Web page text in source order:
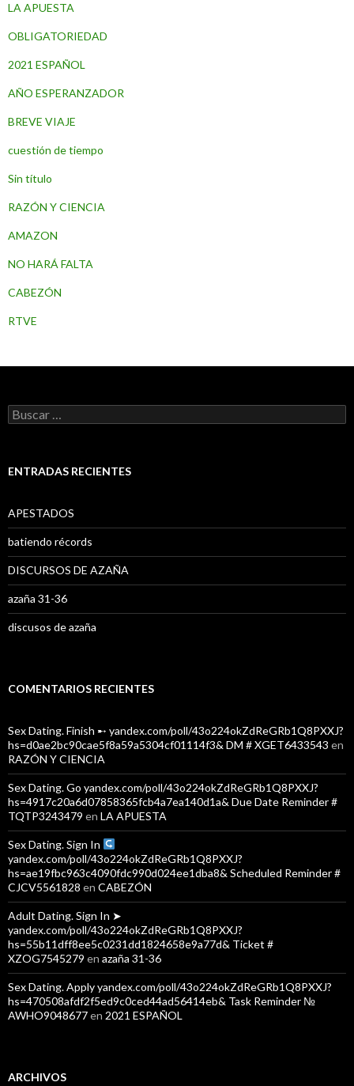
LA APUESTA
OBLIGATORIEDAD
2021 ESPAÑOL
AÑO ESPERANZADOR
BREVE VIAJE
cuestión de tiempo
Sin título
RAZÓN Y CIENCIA
AMAZON
NO HARÁ FALTA
CABEZÓN
RTVE
B
u
a
ENTRADAS RECIENTES
APESTADOS
batiendo récords
DISCURSOS DE AZAÑA
azaña 31-36
discusos de azaña
COMENTARIOS RECIENTES
Sex Dating. Finish ➸ yandex.com/poll/43o224okZdReGRb1Q8PXXJ?
hs=d0ae2bc90cae5f8a59a5304cf01114f3& DM # XGET6433543 en
RAZÓN Y CIENCIA
Sex Dating. Go yandex.com/poll/43o224okZdReGRb1Q8PXXJ?
hs=4917c20a6d07858365fcb4a7ea140d1a& Due Date Reminder #
TQTP3243479 en LA APUESTA
Sex Dating. Sign In
yandex.com/poll/43o224okZdReGRb1Q8PXXJ?
hs=ae19fbc963c4090fdc990d024ee1dba8& Scheduled Reminder #
CJCV5561828 en CABEZÓN
Adult Dating. Sign In ➤
yandex.com/poll/43o224okZdReGRb1Q8PXXJ?
hs=55b11dff8ee5c0231dd1824658e9a77d& Ticket #
XZOG7545279 en azaña 31-36
Sex Dating. Apply yandex.com/poll/43o224okZdReGRb1Q8PXXJ?
hs=470508afdf2f5ed9c0ced44ad56414eb& Task Reminder №
AWHO9048677en 2021 ESPAÑOL
ARCHIVOS